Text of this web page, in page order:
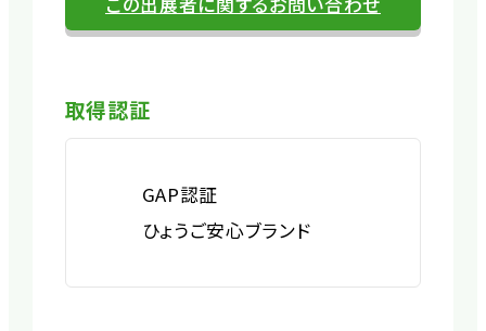
取得認証
GAP認証
ひょうご安心ブランド